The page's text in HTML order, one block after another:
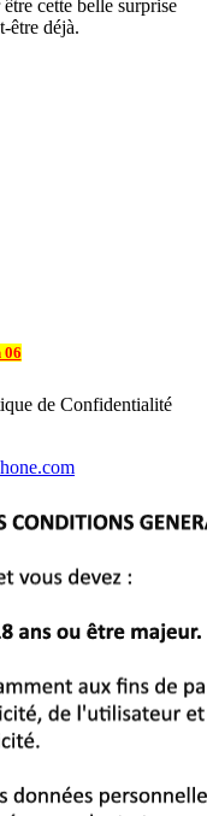
cette belle surprise
être déjà.
06
de Confidentialité